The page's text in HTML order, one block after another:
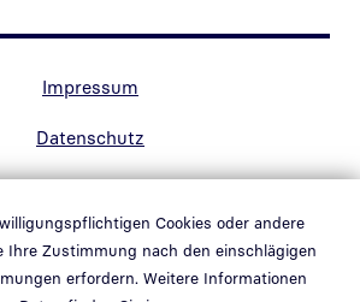
Cookies oder andere
Ihre Zustimmung nach den einschlägigen
erfordern. Weitere Informationen
Impressum
Datenschutz
Barrierefreiheit
Hinweisgebersystem